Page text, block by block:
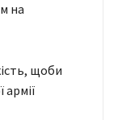
на
щоби